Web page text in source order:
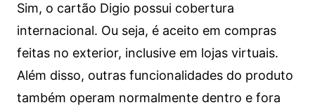
Sim, o cartão Digio possui cobertura
internacional. Ou seja, é aceito em compras
feitas no exterior, inclusive em lojas virtuais.
Além disso, outras funcionalidades do produto
também operam normalmente dentro e fora